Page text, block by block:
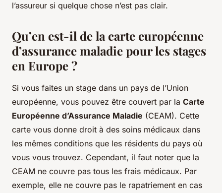
l’assureur si quelque chose n’est pas clair.
Qu’en est-il de la carte européenne
d’assurance maladie pour les stages
en Europe ?
Si vous faites un stage dans un pays de l’Union
européenne, vous pouvez être couvert par la Carte
Européenne d’Assurance Maladie (CEAM). Cette
carte vous donne droit à des soins médicaux dans
les mêmes conditions que les résidents du pays où
vous vous trouvez. Cependant, il faut noter que la
CEAM ne couvre pas tous les frais médicaux. Par
exemple, elle ne couvre pas le rapatriement en cas